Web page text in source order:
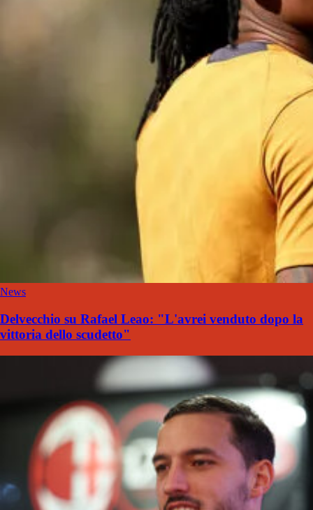
News
Delvecchio su Rafael Leao: "L'avrei venduto dopo la
vittoria dello scudetto"